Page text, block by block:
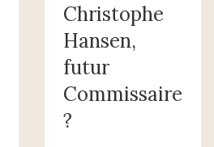
Christophe
Hansen,
futur
Commissaire
?